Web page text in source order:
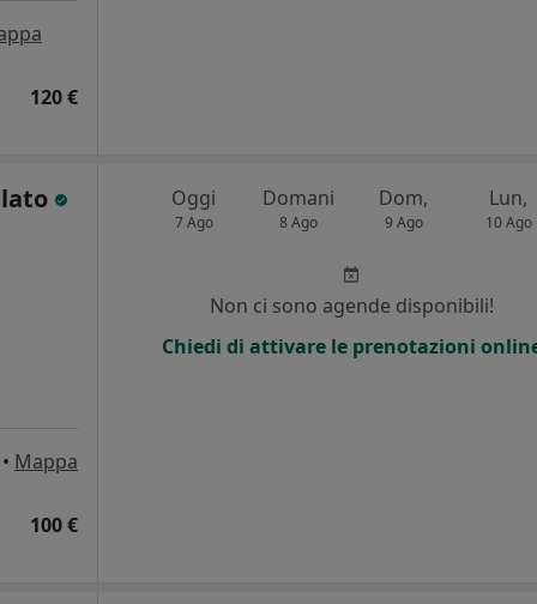
120 €
• Mappa
100 €
Oggi
7 Ago
Domani
8 Ago
Dom,
9 Ago
Lun,
10 Ago
Non ci sono agende disponibili!
Chiedi di attivare le prenotazioni